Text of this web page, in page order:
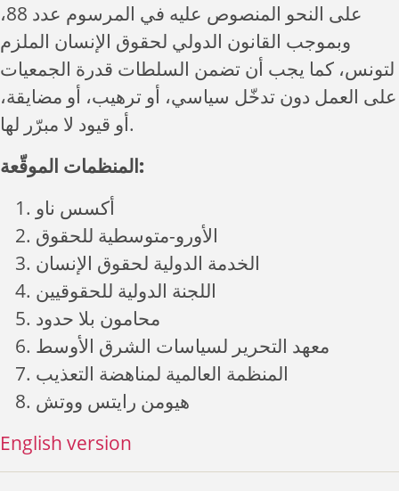
على النحو المنصوص عليه في المرسوم عدد 88،
وبموجب القانون الدولي لحقوق الإنسان الملزم
لتونس، كما يجب أن تضمن السلطات قدرة الجمعيات
على العمل دون تدخّل سياسي، أو ترهيب، أو مضايقة،
أو قيود لا مبرّر لها.
المنظمات الموقّعة:
أكسس ناو
الأورو-متوسطية للحقوق
الخدمة الدولية لحقوق الإنسان
اللجنة الدولية للحقوقيين
محامون بلا حدود
معهد التحرير لسياسات الشرق الأوسط
المنظمة العالمية لمناهضة التعذيب
هيومن رايتس ووتش
English version